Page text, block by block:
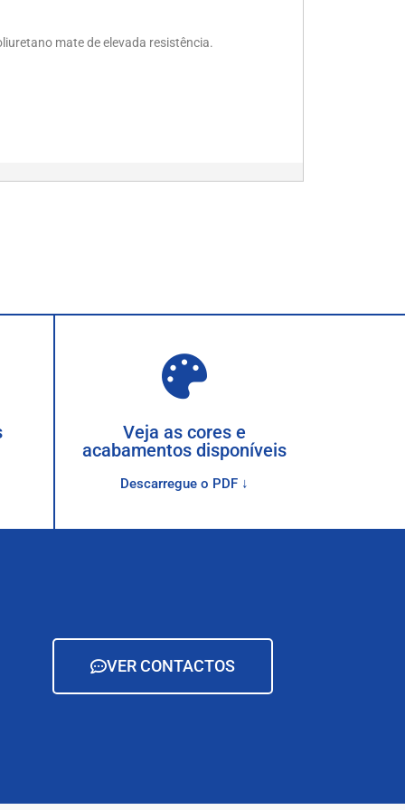
mate de elevada resistência.
Veja as cores e
acabamentos disponíveis
Descarregue o PDF ↓
VER CONTACTOS